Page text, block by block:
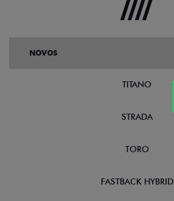
NOVOS
TITANO
STRADA
TORO
FASTBACK HYBRID